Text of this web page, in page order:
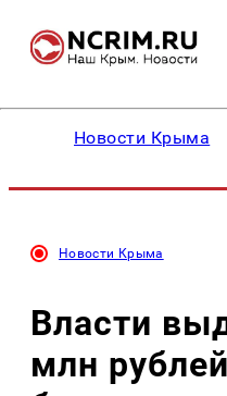
Новости Крыма
Новости Крыма
Власти
млн